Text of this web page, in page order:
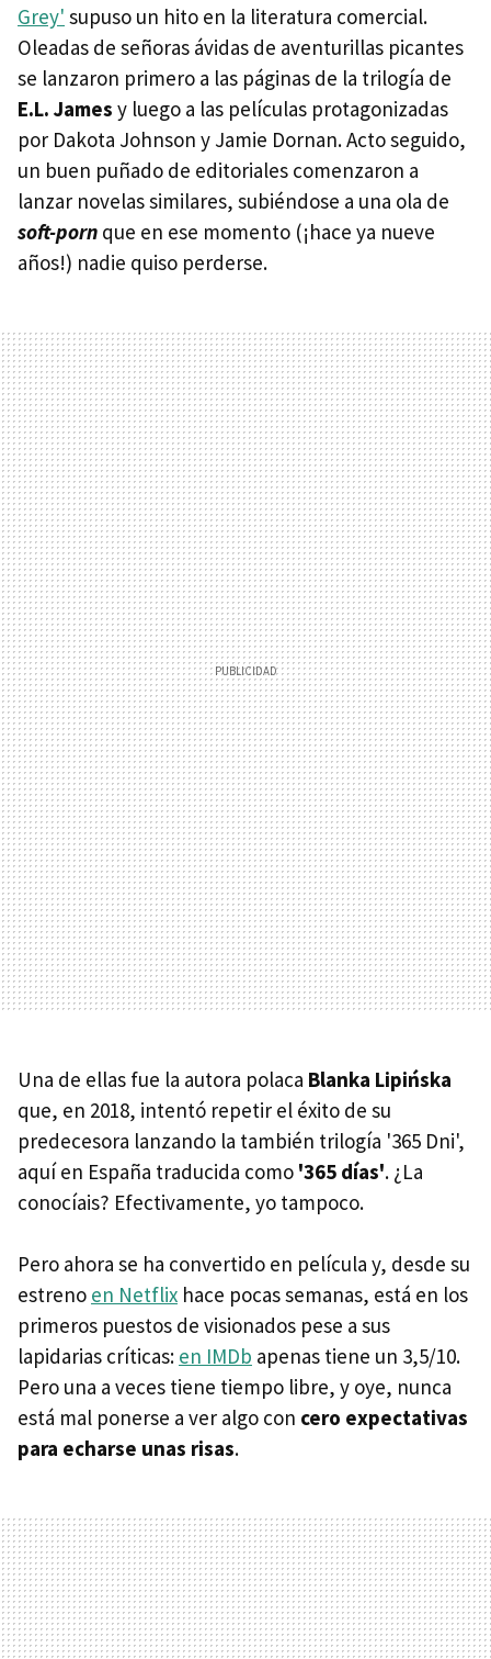
Grey' supuso un hito en la literatura comercial.
Oleadas de señoras ávidas de aventurillas picantes
se lanzaron primero a las páginas de la trilogía de
E.L. James y luego a las películas protagonizadas
por Dakota Johnson y Jamie Dornan. Acto seguido,
un buen puñado de editoriales comenzaron a
lanzar novelas similares, subiéndose a una ola de
soft-porn que en ese momento (¡hace ya nueve
años!) nadie quiso perderse.
Una de ellas fue la autora polaca Blanka Lipińska
que, en 2018, intentó repetir el éxito de su
predecesora lanzando la también trilogía '365 Dni',
aquí en España traducida como '365 días'. ¿La
conocíais? Efectivamente, yo tampoco.
Pero ahora se ha convertido en película y, desde su
estreno en Netflix hace pocas semanas, está en los
primeros puestos de visionados pese a sus
lapidarias críticas: en IMDb apenas tiene un 3,5/10.
Pero una a veces tiene tiempo libre, y oye, nunca
está mal ponerse a ver algo con cero expectativas
para echarse unas risas.